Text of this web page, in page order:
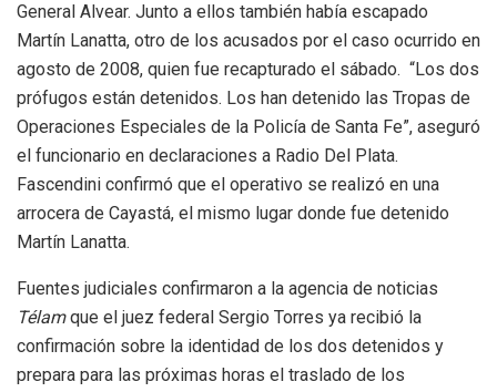
General Alvear. Junto a ellos también había escapado
Martín Lanatta, otro de los acusados por el caso ocurrido en
agosto de 2008, quien fue recapturado el sábado. “Los dos
prófugos están detenidos. Los han detenido las Tropas de
Operaciones Especiales de la Policía de Santa Fe”, aseguró
el funcionario en declaraciones a Radio Del Plata.
Fascendini confirmó que el operativo se realizó en una
arrocera de Cayastá, el mismo lugar donde fue detenido
Martín Lanatta.
Fuentes judiciales confirmaron a la agencia de noticias
Télamque el juez federal Sergio Torres ya recibió la
confirmación sobre la identidad de los dos detenidos y
prepara para las próximas horas el traslado de los